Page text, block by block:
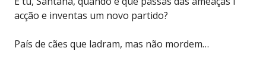
acção e inventas um novo partido?
País de cães que ladram, mas não mordem…